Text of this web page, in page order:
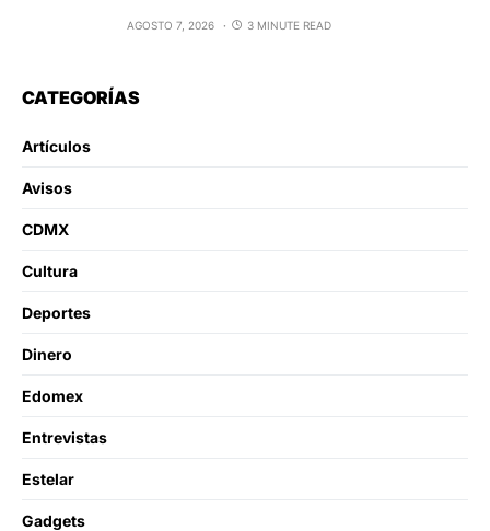
AGOSTO 7, 2026 3 MINUTE READ
CATEGORÍAS
Artículos
Avisos
CDMX
Cultura
Deportes
Dinero
Edomex
Entrevistas
Estelar
Gadgets